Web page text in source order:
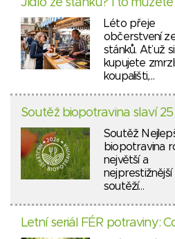
Jídlo ze stánku? I to
Léto přeje
občerstvení
stánků. Ať už si
kupujete
koupališti,…
Soutěž biopotravina slaví
Soutěž
biopotravina
největší a
nejprestižnější
soutěží…
Letní seriál FÉR potraviny: